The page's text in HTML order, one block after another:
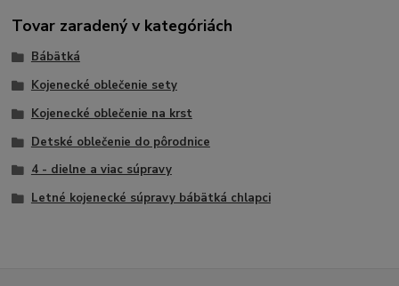
Tovar zaradený v kategóriách
Bábätká
Kojenecké oblečenie sety
Kojenecké oblečenie na krst
Detské oblečenie do pôrodnice
4 - dielne a viac súpravy
Letné kojenecké súpravy bábätká chlapci